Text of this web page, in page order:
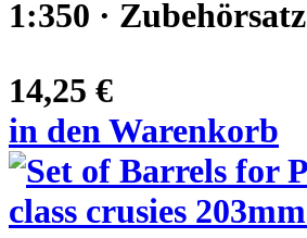
1:350 · Zubehörsatz
14,25 €
in den Warenkorb